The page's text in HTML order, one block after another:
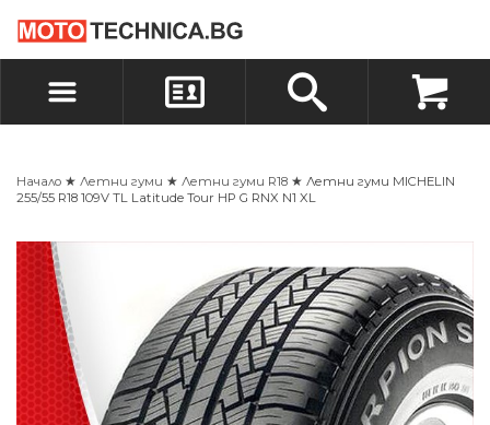
ВХОД
БЪРЗА ПОРЪЧКА ПОРЪЧКА
Начало ★ Летни гуми ★ Летни гуми R18 ★ Летни гуми MICHELIN
255/55 R18 109V TL Latitude Tour HP G RNX N1 XL